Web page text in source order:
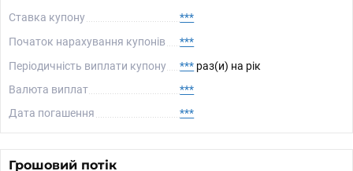
Ставка купону
***
Початок нарахування купонів
***
Періодичність виплати купону
*** раз(и) на рік
Валюта виплат
***
Дата погашення
***
Грошовий потік